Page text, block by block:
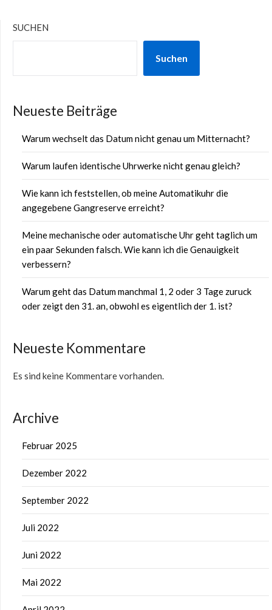
SUCHEN
Suchen
Neueste Beiträge
Warum wechselt das Datum nicht genau um Mitternacht?
Warum laufen identische Uhrwerke nicht genau gleich?
Wie kann ich feststellen, ob meine Automatikuhr die
angegebene Gangreserve erreicht?
Meine mechanische oder automatische Uhr geht taglich um
ein paar Sekunden falsch. Wie kann ich die Genauigkeit
verbessern?
Warum geht das Datum manchmal 1, 2 oder 3 Tage zuruck
oder zeigt den 31. an, obwohl es eigentlich der 1. ist?
Neueste Kommentare
Es sind keine Kommentare vorhanden.
Archive
Februar 2025
Dezember 2022
September 2022
Juli 2022
Juni 2022
Mai 2022